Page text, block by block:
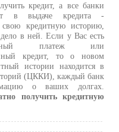
кредит, а все банки
в выдаче кредита -
свою кредитную историю,
в ней. Если у Вас есть
платеж или
кредит, то о новом
истории находится в
(ЦККИ), каждый банк
о ваших долгах.
получить кредитную